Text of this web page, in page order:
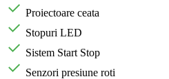
Proiectoare ceata
Stopuri LED
Sistem Start Stop
Senzori presiune roti